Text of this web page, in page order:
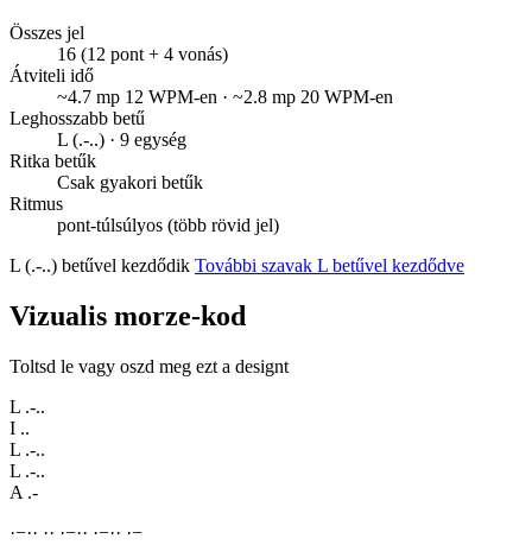
Összes jel
16 (12 pont + 4 vonás)
Átviteli idő
~4.7 mp 12 WPM-en · ~2.8 mp 20 WPM-en
Leghosszabb betű
L (.-..) · 9 egység
Ritka betűk
Csak gyakori betűk
Ritmus
pont-túlsúlyos (több rövid jel)
L (.-..) betűvel kezdődik További szavak L betűvel kezdődve
Vizualis morze-kod
Toltsd le vagy oszd meg ezt a designt
L .-..
I ..
L .-..
L .-..
A .-
·−·· ·· ·−·· ·−·· ·−